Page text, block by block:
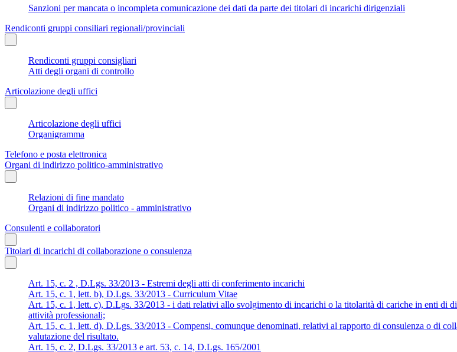
Sanzioni per mancata o incompleta comunicazione dei dati da parte dei titolari di incarichi dirigenziali
Rendiconti gruppi consiliari regionali/provinciali
Rendiconti gruppi consigliari
Atti degli organi di controllo
Articolazione degli uffici
Articolazione degli uffici
Organigramma
Telefono e posta elettronica
Organi di indirizzo politico-amministrativo
Relazioni di fine mandato
Organi di indirizzo politico - amministrativo
Consulenti e collaboratori
Titolari di incarichi di collaborazione o consulenza
Art. 15, c. 2 , D.Lgs. 33/2013 - Estremi degli atti di conferimento incarichi
Art. 15, c. 1, lett. b), D.Lgs. 33/2013 - Curriculum Vitae
Art. 15, c. 1, lett. c), D.Lgs. 33/2013 - i dati relativi allo svolgimento di incarichi o la titolarità di cariche in enti di
attività professionali;
Art. 15, c. 1, lett. d), D.Lgs. 33/2013 - Compensi, comunque denominati, relativi al rapporto di consulenza o di
valutazione del risultato.
Art. 15, c. 2, D.Lgs. 33/2013 e art. 53, c. 14, D.Lgs. 165/2001